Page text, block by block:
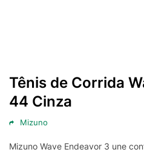
Tênis de Corrida
44 Cinza
Mizuno
Mizuno Wave Endeavor 3 une